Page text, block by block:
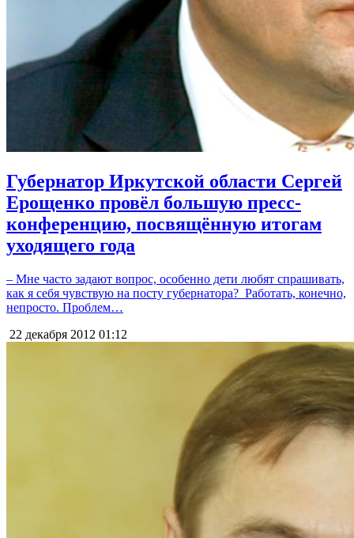
Губернатор Иркутской области Сергей
Ерощенко провёл большую пресс-
конференцию, посвящённую итогам
уходящего года
– Мне часто задают вопрос, особенно дети любят спрашивать,
как я себя чувствую на посту губернатора? Работать, конечно,
непросто. Проблем…
22 декабря 2012 01:12